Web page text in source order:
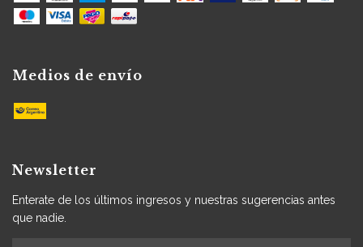
Medios de envío
Newsletter
Enterate de los últimos ingresos y nuestras sugerencias antes
que nadie.